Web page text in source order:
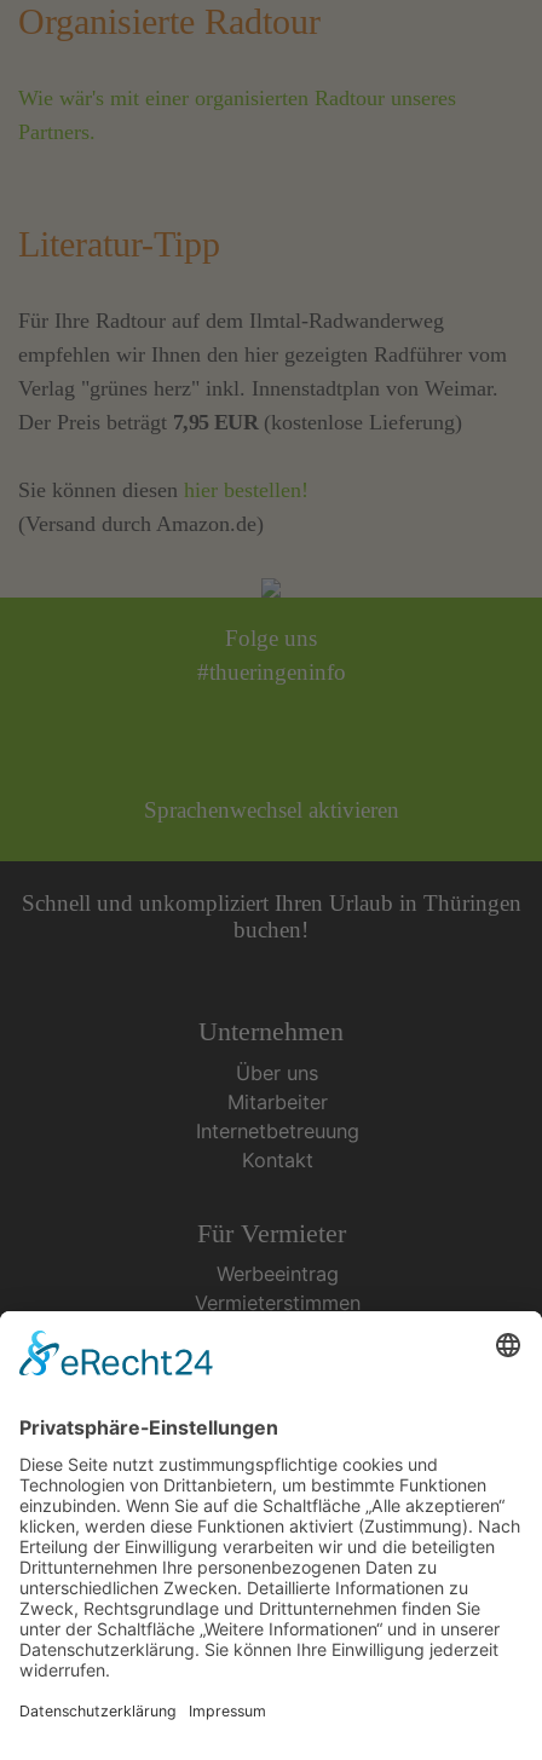
Organisierte Radtour
Wie wär's mit einer organisierten Radtour unseres
Partners.
Literatur-Tipp
Für Ihre Radtour auf dem Ilmtal-Radwanderweg
empfehlen wir Ihnen den hier gezeigten Radführer vom
Verlag "grünes herz" inkl. Innenstadtplan von Weimar.
Der Preis beträgt 7,95 EUR (kostenlose Lieferung)
Sie können diesen hier bestellen!
(Versand durch Amazon.de)
Folge uns
#thueringeninfo
Sprachenwechsel aktivieren
Schnell und unkompliziert Ihren Urlaub in Thüringen
buchen!
Unternehmen
Über uns
Mitarbeiter
Internetbetreuung
Kontakt
Für Vermieter
Werbeeintrag
Vermieterstimmen
Urlaubsservice
Bücher, Karten & CD's
Ihre Anreise
Wetter
Links
Nutzungsbedingungen
Datenschutz